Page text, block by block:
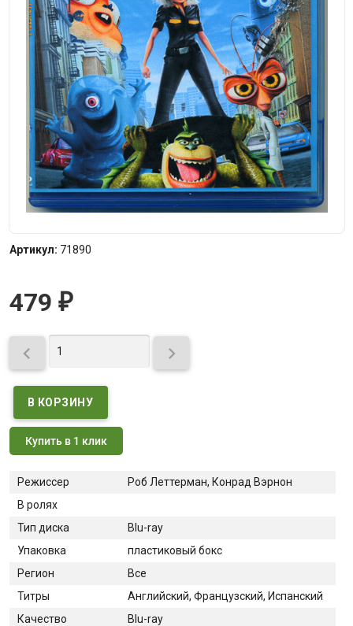
Артикул: 71890
479 ₽
 
Купить в 1 клик
Режиссер
Роб Леттерман, Конрад Вэрнон
В ролях
Тип диска
Blu-ray
Упаковка
пластиковый бокс
Регион
Все
Титры
Английский, Французский, Испанский
Качество
Blu-ray